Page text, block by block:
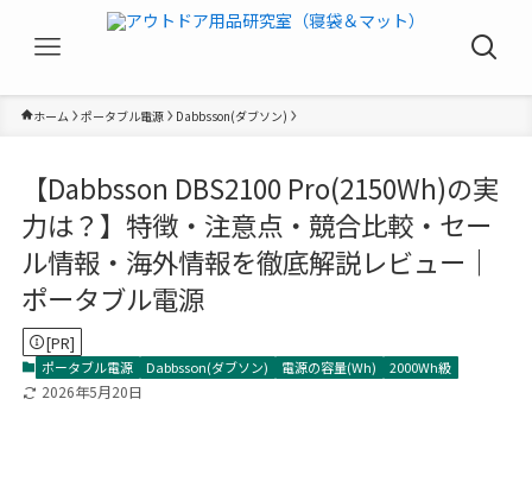
ホーム ポータブル電源 Dabbsson(ダブソン)
【Dabbsson DBS2100 Pro(2150Wh)の実
力は？】特徴・注意点・競合比較・セー
ル情報・海外情報を徹底解説レビュー｜
ポータブル電源
[PR]
ポータブル電源 Dabbsson(ダブソン) 電源の容量(Wh) 2000Wh級
2026年5月20日